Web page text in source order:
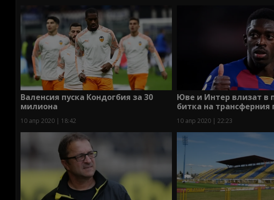
Валенсия пуска Кондогбия за 30
милиона
10 апр 2020 | 18:42
Юве и Интер влизат в
битка на трансферния
10 апр 2020 | 22:23